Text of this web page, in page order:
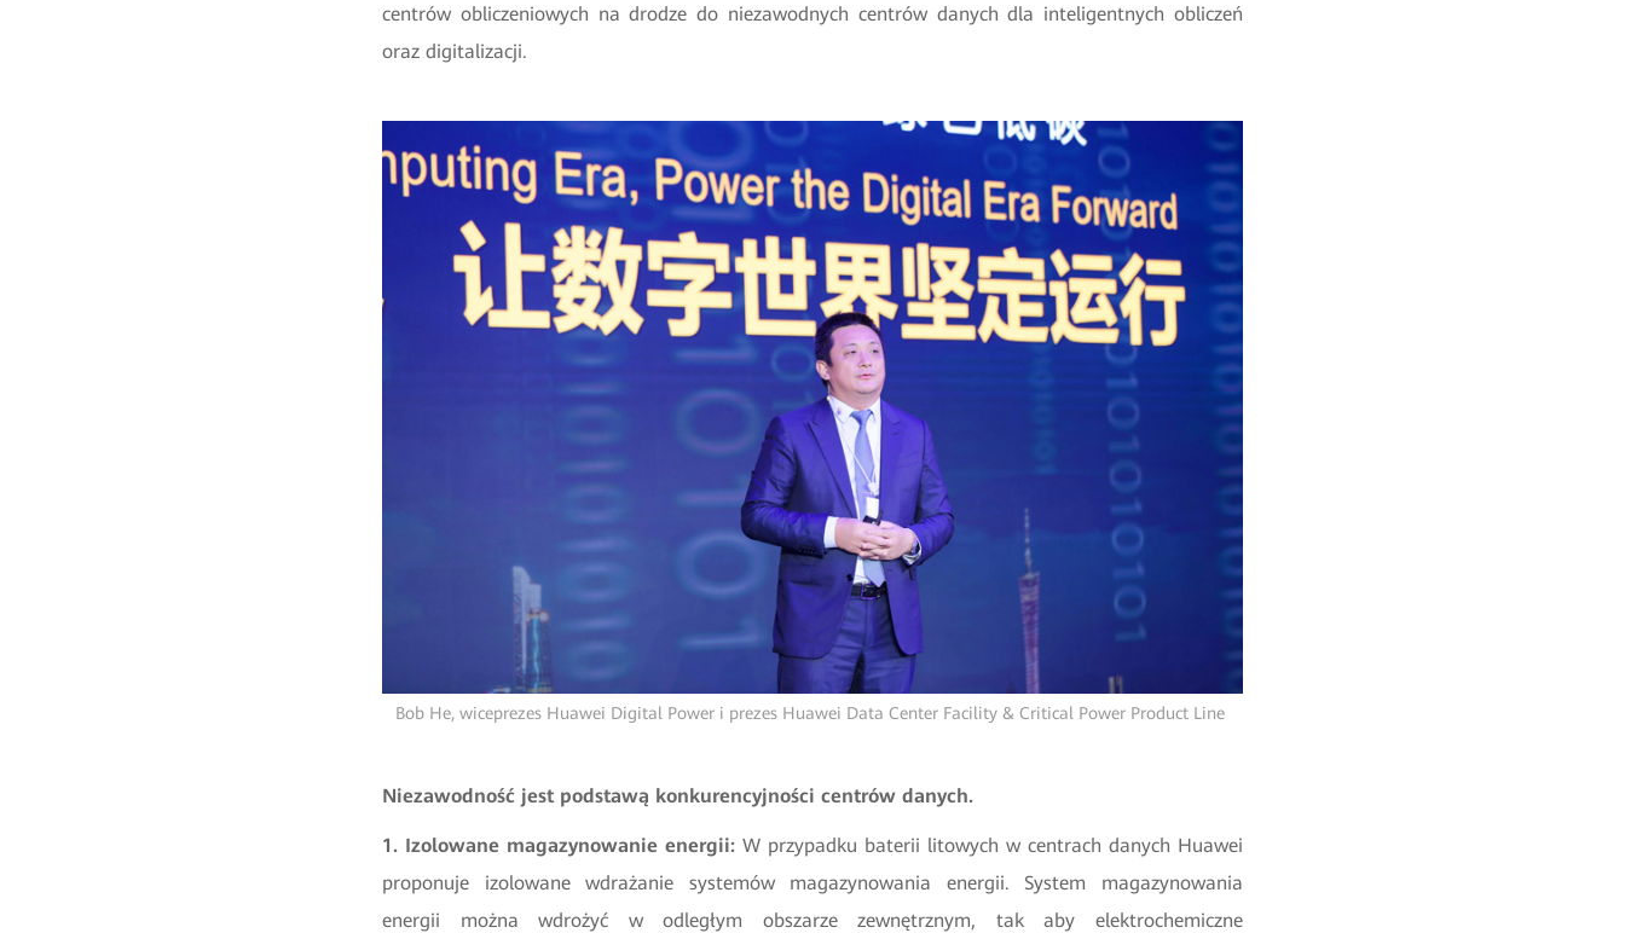
centrów obliczeniowych na drodze do niezawodnych centrów danych dla inteligentnych obliczeń
oraz digitalizacji.
Bob He, wiceprezes Huawei Digital Power i prezes Huawei Data Center Facility & Critical Power Product Line
Niezawodność jest podstawą konkurencyjności centrów danych.
1. Izolowane magazynowanie energii: W przypadku baterii litowych w centrach danych Huawei
proponuje izolowane wdrażanie systemów magazynowania energii. System magazynowania
energii można wdrożyć w odległym obszarze zewnętrznym, tak aby elektrochemiczne